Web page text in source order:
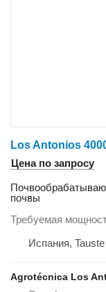
Los Antonios
Цена по запросу
почвы
Требуемая
Испания, Tauste
Agrotécnica Los